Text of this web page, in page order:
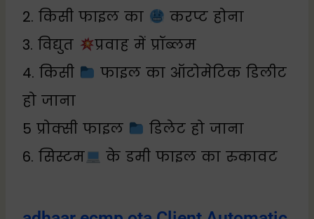
2. किसी फाइल का
करप्ट होना
3. विद्युत
प्रवाह में प्रॉब्लम
4. किसी
फाइल का ऑटोमेटिक डिलीट
हो जाना
5 प्रोक्सी फाइल
डिलेट हो जाना
6. सिस्टम
के डमी फाइल का रुकावट